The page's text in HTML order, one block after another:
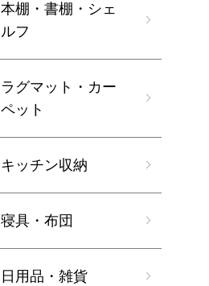
本棚・書棚・シェ
ルフ
ラグマット・カー
ペット
キッチン収納
寝具・布団
日用品・雑貨